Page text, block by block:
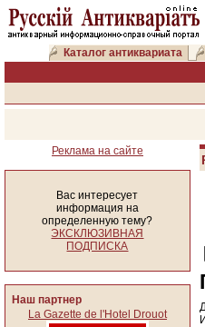
Каталог антиквариата
Реклама на сайте
Вас интересует
информация на
определенную тему?
ЭКСКЛЮЗИВНАЯ
ПОДПИСКА
Наш партнер
La Gazette de l'Hotel Drouot